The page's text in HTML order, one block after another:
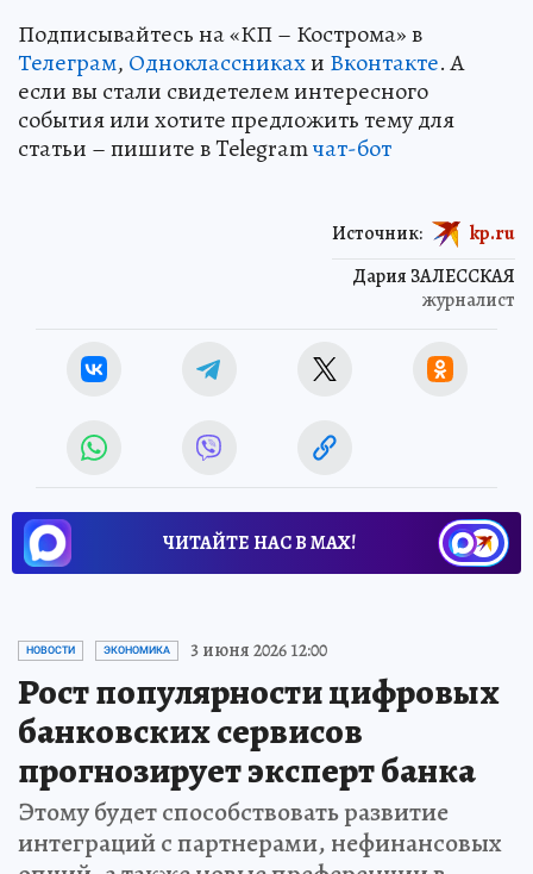
Подписывайтесь на «КП – Кострома» в
Телеграм, Одноклассникахи Вконтакте. А
если вы стали свидетелем интересного
события или хотите предложить тему для
статьи – пишите в Telegramчат-бот
Дария ЗАЛЕССКАЯ
журналист
Источник: kp.ru
ЧИТАЙТЕ НАС В МАХ!
НОВОСТИ ЭКОНОМИКА 3 июня 2026 12:00
Рост популярности цифровых
банковских сервисов
прогнозирует эксперт банка
Этому будет способствовать развитие
интеграций с партнерами, нефинансовых